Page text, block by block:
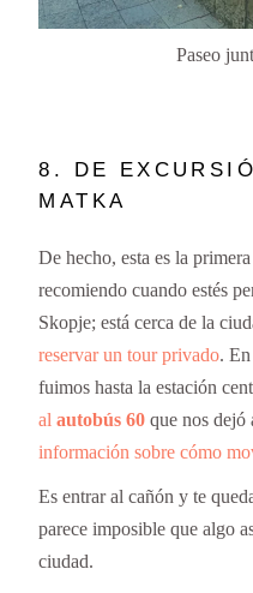
Paseo
8. DE
MATKA
De hecho, esta es la
recomiendo cuando estés
Skopje; está cerca de la
reservar un tour privado.
fuimos hasta la estación
alautobús 60 que nos dejó
información sobre cómo
Es entrar al cañón y te
parece imposible que algo
ciudad.